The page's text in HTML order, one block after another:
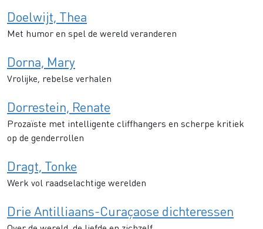
Doelwijt, Thea
Met humor en spel de wereld veranderen
Dorna, Mary
Vrolijke, rebelse verhalen
Dorrestein, Renate
Prozaïste met intelligente cliffhangers en scherpe kritiek
op de genderrollen
Dragt, Tonke
Werk vol raadselachtige werelden
Drie Antilliaans-Curaçaose dichteressen